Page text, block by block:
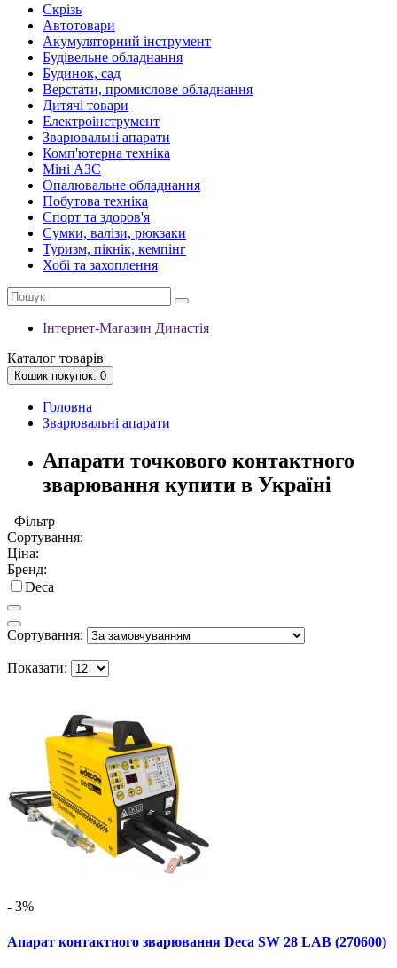
Скрізь
Автотовари
Акумуляторний інструмент
Будівельне обладнання
Будинок, сад
Верстати, промислове обладнання
Дитячі товари
Електроінструмент
Зварювальні апарати
Комп'ютерна техніка
Міні АЗС
Опалювальне обладнання
Побутова техніка
Спорт та здоров'я
Сумки, валізи, рюкзаки
Туризм, пікнік, кемпінг
Хобі та захоплення
Інтернет-Магазин Династія
Каталог товарів
Кошик покупок: 0
Головна
Зварювальні апарати
Апарати точкового контактного
зварювання купити в Україні
Фільтр
Сортування:
Ціна:
Бренд:
Deca
Сортування:
Показати:
- 3%
Апарат контактного зварювання Deca SW 28 LAB (270600)